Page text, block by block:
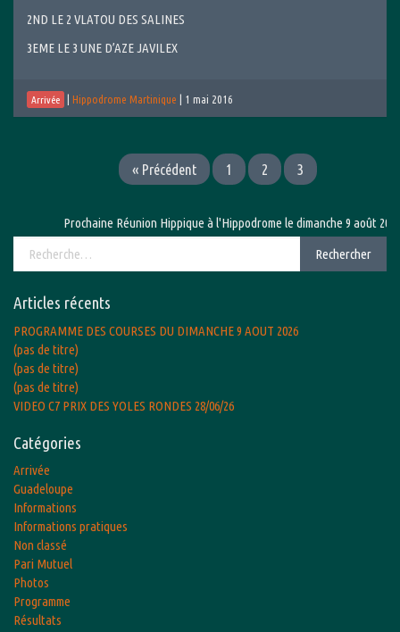
2ND LE 2 VLATOU DES SALINES
3EME LE 3 UNE D’AZE JAVILEX
Arrivée Hippodrome Martinique 1 mai 2016
« Précédent 1 2 3
Prochaine Réunion Hippique à l'Hippodrome le dimanche 9 août
Rechercher
Articles récents
PROGRAMME DES COURSES DU DIMANCHE 9 AOUT 2026
(pas de titre)
(pas de titre)
(pas de titre)
VIDEO C7 PRIX DES YOLES RONDES 28/06/26
Catégories
Arrivée
Guadeloupe
Informations
Informations pratiques
Non classé
Pari Mutuel
Photos
Programme
Résultats